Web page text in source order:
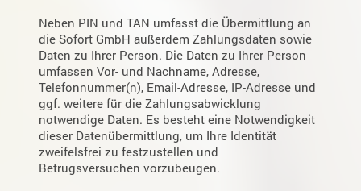
Neben PIN und TAN umfasst die Übermittlung an
die Sofort GmbH außerdem Zahlungsdaten sowie
Daten zu Ihrer Person. Die Daten zu Ihrer Person
umfassen Vor- und Nachname, Adresse,
Telefonnummer(n), Email-Adresse, IP-Adresse und
ggf. weitere für die Zahlungsabwicklung
notwendige Daten. Es besteht eine Notwendigkeit
dieser Datenübermittlung, um Ihre Identität
zweifelsfrei zu festzustellen und
Betrugsversuchen vorzubeugen.